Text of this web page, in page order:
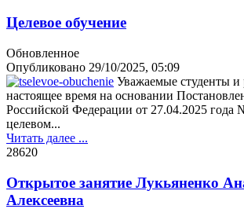
Целевое обучение
Обновленное
Опубликовано 29/10/2025, 05:09
Уважаемые студенты и
настоящее время на основании
Российской Федерации от 27.04.2025 года
целевом...
Читать далее ...
28620
Открытое занятие Лукьяненко
Алексеевна